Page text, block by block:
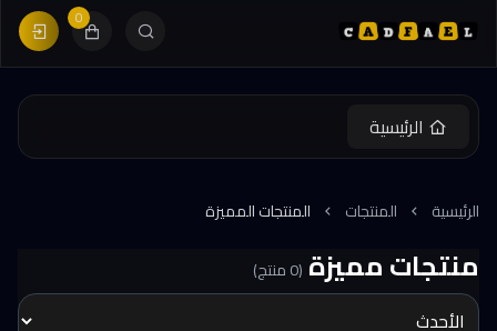
0
الرئيسية
الرئيسية المنتجات المنتجات المميزة
منتجات مميزة (0 منتج)